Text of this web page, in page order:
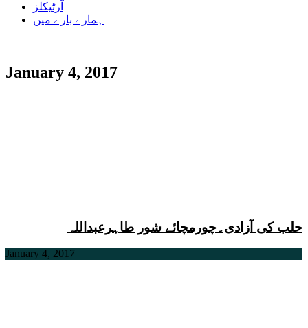
آرٹیکلز
ہمارے بارے میں
January 4, 2017
حلب کی آزادی۔چورمچائے شور طاہرعبداللہ
January 4, 2017